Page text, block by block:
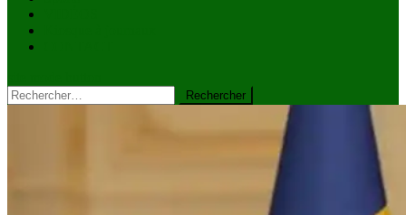
Rechercher :